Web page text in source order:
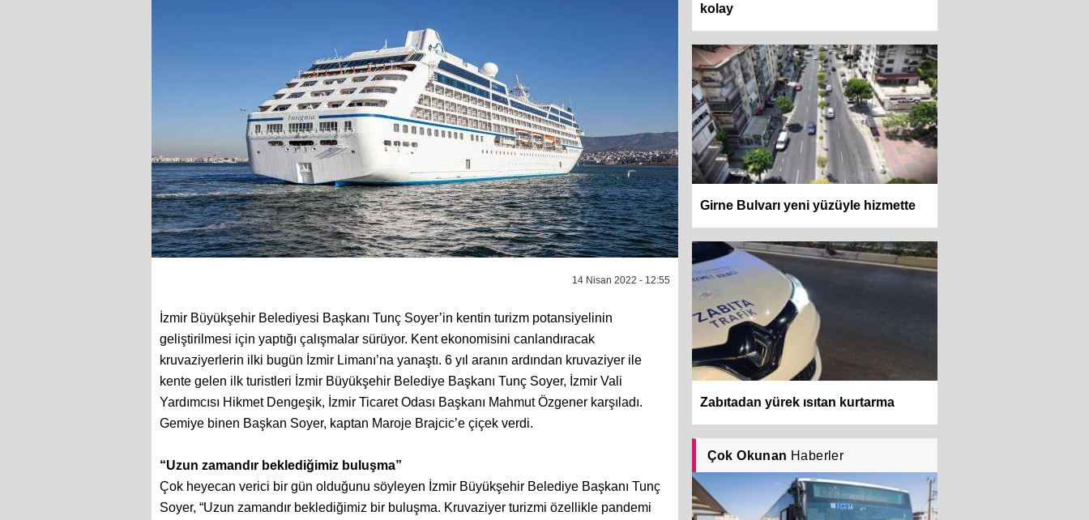
14 Nisan 2022 - 12:55
İzmir Büyükşehir Belediyesi Başkanı Tunç Soyer’in kentin turizm potansiyelinin
geliştirilmesi için yaptığı çalışmalar sürüyor. Kent ekonomisini canlandıracak
kruvaziyerlerin ilki bugün İzmir Limanı’na yanaştı. 6 yıl aranın ardından kruvaziyer ile
kente gelen ilk turistleri İzmir Büyükşehir Belediye Başkanı Tunç Soyer, İzmir Vali
Yardımcısı Hikmet Dengeşik, İzmir Ticaret Odası Başkanı Mahmut Özgener karşıladı.
Gemiye binen Başkan Soyer, kaptan Maroje Brajcic’e çiçek verdi.
“Uzun zamandır beklediğimiz buluşma”
Çok heyecan verici bir gün olduğunu söyleyen İzmir Büyükşehir Belediye Başkanı Tunç
Soyer, “Uzun zamandır beklediğimiz bir buluşma. Kruvaziyer turizmi özellikle pandemi
kolay
Girne Bulvarı yeni yüzüyle hizmette
Zabıtadan yürek ısıtan kurtarma
Çok Okunan Haberler